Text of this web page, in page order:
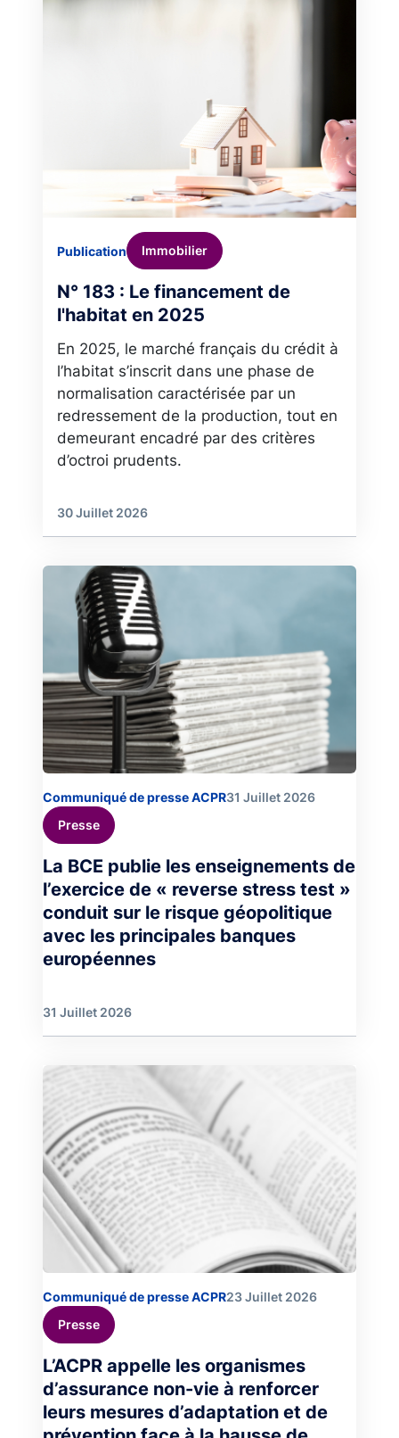
N° 183 : Le financement de
l'habitat en 2025
Publication Immobilier
En 2025, le marché français du crédit à
l’habitat s’inscrit dans une phase de
normalisation caractérisée par un
redressement de la production, tout en
demeurant encadré par des critères
d’octroi prudents.
30 Juillet 2026
Image
Communiqué de presse ACPR31 Juillet 2026
Presse
La BCE publie les enseignements de
l’exercice de « reverse stress test »
conduit sur le risque géopolitique
avec les principales banques
européennes
31 Juillet 2026
Image
Communiqué de presse ACPR23 Juillet 2026
Presse
L’ACPR appelle les organismes
d’assurance non-vie à renforcer
leurs mesures d’adaptation et de